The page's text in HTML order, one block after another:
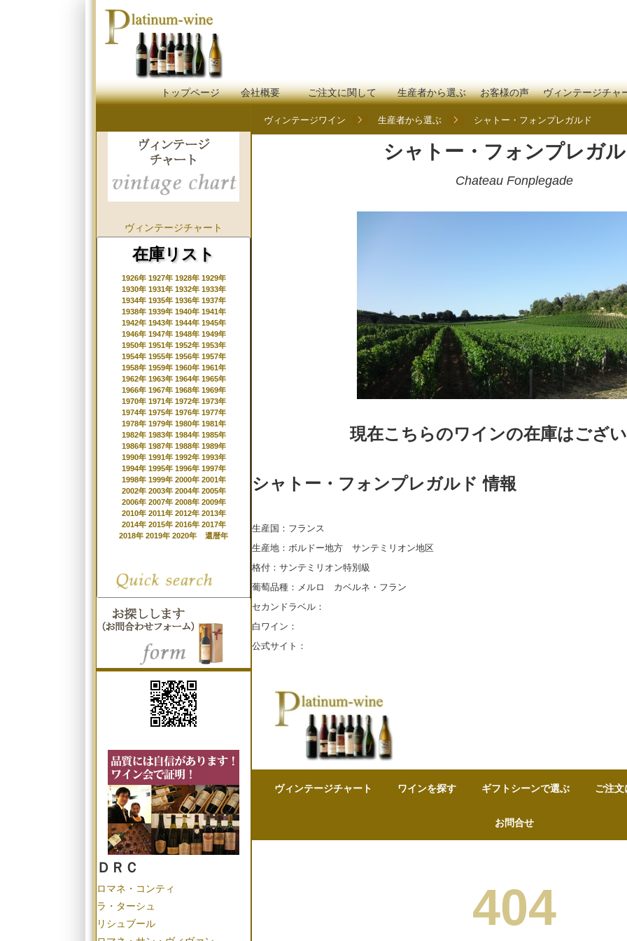
トップページ 会社概要 ご注文に関して 生産者から選ぶ お客様の声 ヴィンテージチャ
ヴィンテージチャート
在庫リスト
1926年 1927年 1928年 1929年
1930年 1931年 1932年 1933年
1934年 1935年 1936年 1937年
1938年 1939年 1940年 1941年
1942年 1943年 1944年 1945年
1946年 1947年 1948年 1949年
1950年 1951年 1952年 1953年
1954年 1955年 1956年 1957年
1958年 1959年 1960年 1961年
1962年 1963年 1964年 1965年
1966年 1967年 1968年 1969年
1970年 1971年 1972年 1973年
1974年 1975年 1976年 1977年
1978年 1979年 1980年 1981年
1982年 1983年 1984年 1985年
1986年 1987年 1988年 1989年
1990年 1991年 1992年 1993年
1994年 1995年 1996年 1997年
1998年 1999年 2000年 2001年
2002年 2003年 2004年 2005年
2006年 2007年 2008年 2009年
2010年 2011年 2012年 2013年
2014年 2015年 2016年 2017年
2018年 2019年 2020年 還暦年
ＤＲＣ
ロマネ・コンティ
ラ・ターシュ
リシュブール
ヴィンテージワイン 生産者から選ぶ シャトー・フォンプレガルド
シャトー・フォンプレガ
Chateau Fonplegade
現在こちらのワインの在庫はござ
シャトー・フォンプレガルド 情報
生産国：フランス
生産地：ボルドー地方 サンテミリオン地区
格付：サンテミリオン特別級
葡萄品種：メルロ カベルネ・フラン
セカンドラベル：
白ワイン：
公式サイト：
ヴィンテージチャート ワインを探す ギフトシーンで選ぶ ご注文
お問合せ
404